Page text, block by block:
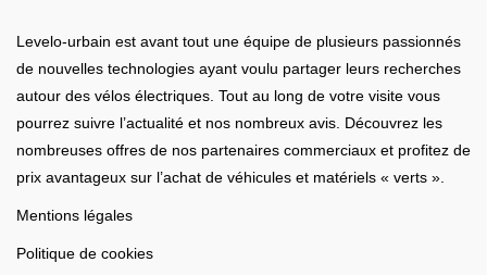
Levelo-urbain est avant tout une équipe de plusieurs passionnés
de nouvelles technologies ayant voulu partager leurs recherches
autour des vélos électriques. Tout au long de votre visite vous
pourrez suivre l’actualité et nos nombreux avis. Découvrez les
nombreuses offres de nos partenaires commerciaux et profitez de
prix avantageux sur l’achat de véhicules et matériels « verts ».
Mentions légales
Politique de cookies